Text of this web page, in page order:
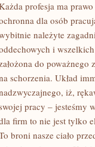
ISTOTNY
DLA
KAŻDEGO
Z
NAS
profesja ma
dla osób
należyte
i
do
schorzenia. Układ
iż,
pracy – jesteśmy
firm to nie jest tylko
broni nasze ciało